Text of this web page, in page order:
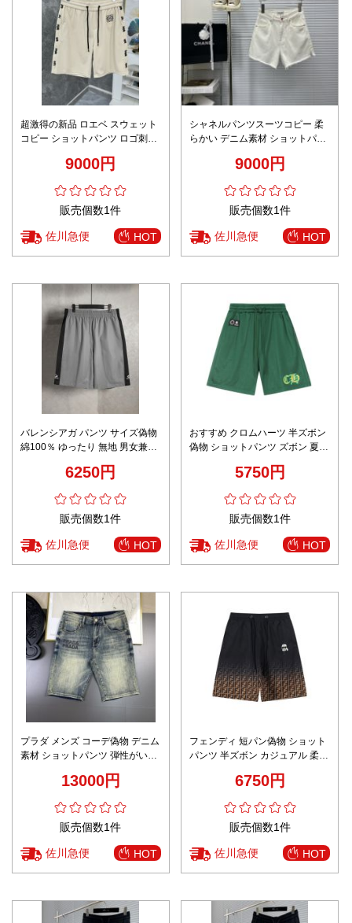
超激得の新品 ロエベ スウェット
コピー ショットパンツ ロゴ刺繍
9000円
販売個数1件
佐川急便 HOT
シャネルパンツスーツコピー 柔
らかい デニム素材 ショットパン
9000円
販売個数1件
佐川急便 HOT
バレンシアガ パンツ サイズ偽物
綿100％ ゆったり 無地 男女兼用
6250円
販売個数1件
佐川急便 HOT
おすすめ クロムハーツ 半ズボン
偽物 ショットパンツ ズボン 夏
5750円
販売個数1件
佐川急便 HOT
プラダ メンズ コーデ偽物 デニム
素材 ショットパンツ 弾性がいい
13000円
販売個数1件
佐川急便 HOT
フェンディ 短パン偽物 ショット
パンツ 半ズボン カジュアル 柔ら
6750円
販売個数1件
佐川急便 HOT